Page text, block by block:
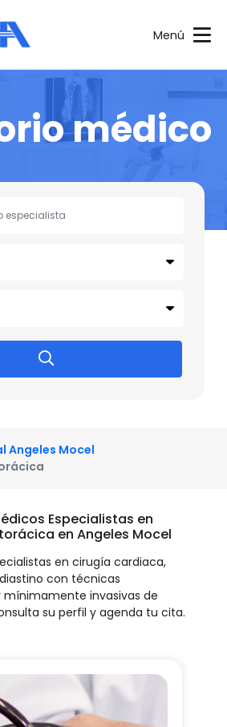
Menú
médico
Angeles Mocel
Especialistas en
en Angeles Mocel
en cirugía cardiaca,
con técnicas
invasivas de
su perfil y agenda tu cita.